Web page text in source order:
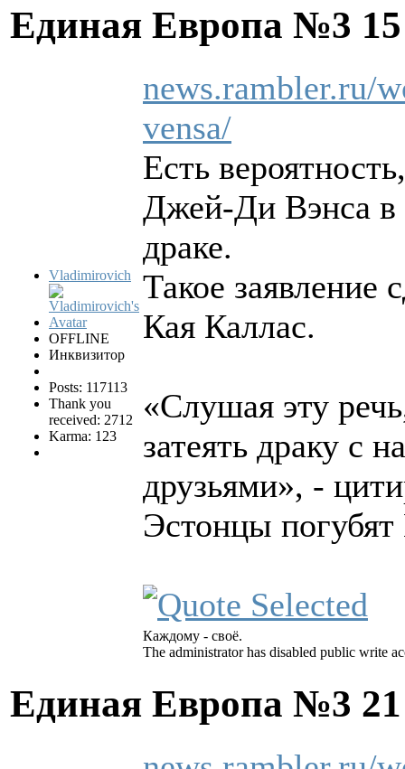
Единая Европа №3
Vladimirovich
OFFLINE
Инквизитор
Posts: 117113
Thank you
received: 2712
Karma: 123
news.rambler.ru/
vensa/
Есть
Джей-Ди Вэнса в
драке.
Такое заявление
Кая Каллас.
«Слушая эту
затеять драку с
друзьями», -
Эстонцы
Каждому - своё.
The administrator has disabled public write
Единая Европа №3